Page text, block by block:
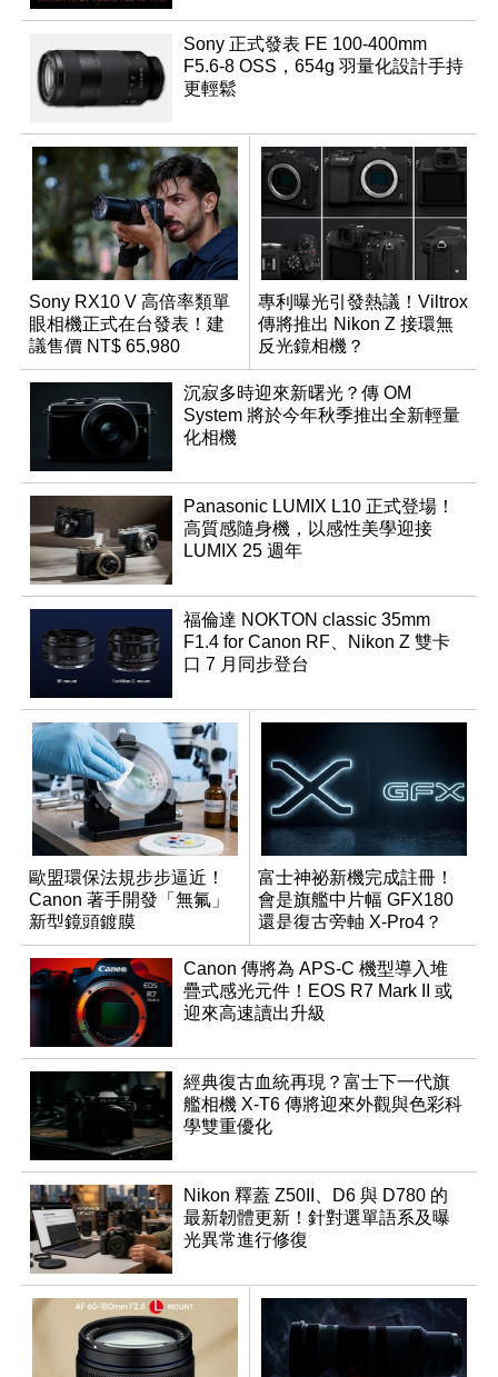
Sony 正式發表 FE 100-400mm
F5.6-8 OSS，654g 羽量化設計手持
更輕鬆
Sony RX10 V 高倍率類單
眼相機正式在台發表！建
議售價 NT$ 65,980
專利曝光引發熱議！Viltrox
傳將推出 Nikon Z 接環無
反光鏡相機？
沉寂多時迎來新曙光？傳 OM
System 將於今年秋季推出全新輕量
化相機
Panasonic LUMIX L10 正式登場！
高質感隨身機，以感性美學迎接
LUMIX 25 週年
福倫達 NOKTON classic 35mm
F1.4 for Canon RF、Nikon Z 雙卡
口 7 月同步登台
歐盟環保法規步步逼近！
Canon 著手開發「無氟」
新型鏡頭鍍膜
富士神祕新機完成註冊！
會是旗艦中片幅 GFX180
還是復古旁軸 X-Pro4？
Canon 傳將為 APS-C 機型導入堆
疊式感光元件！EOS R7 Mark II 或
迎來高速讀出升級
經典復古血統再現？富士下一代旗
艦相機 X-T6 傳將迎來外觀與色彩科
學雙重優化
Nikon 釋蓋 Z50II、D6 與 D780 的
最新韌體更新！針對選單語系及曝
光異常進行修復